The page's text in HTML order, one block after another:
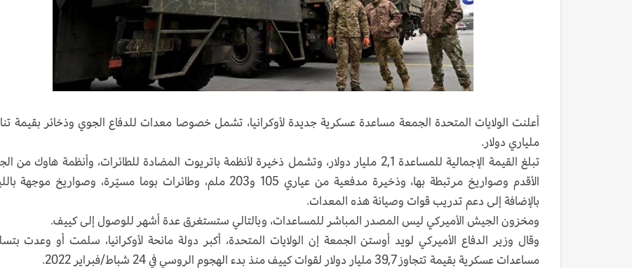
أعلنت الولايات المتحدة الجمعة مساعدة عسكرية جديدة لأوكرانيا، تشمل خصوصا معدات للدفاع الجوي وذخائر بقيمة
ملياري دولار.
تبلغ القيمة الإجمالية للمساعدة 2,1 مليار دولار، وتشمل ذخيرة لأنظمة باتريوت المضادة للطائرات، وأنظمة هاوك من
الأقدم وصواريخ مرتبطة بها، وذخيرة مدفعية من عياري 105 و203 ملم، وطائرات بوما مسيّرة، وصواريخ موجهة
بالإضافة إلى دعم تدريب قوات وصيانة هذه المعدات.
ومخزون الجيش الأميركي ليس المصدر المباشر للمساعدات، وبالتالي ستستغرق عدة أشهر للوصول إلى كييف.
وقال وزير الدفاع الأميركي لويد أوستن الجمعة إن الولايات المتحدة، أكبر دولة مانحة لأوكرانيا، سلمت أو وعدت
مساعدات عسكرية بقيمة تتجاوز 39,7 مليار دولار لقوات كييف منذ بدء الهجوم الروسي في 24 شباط/فبراير 2022.